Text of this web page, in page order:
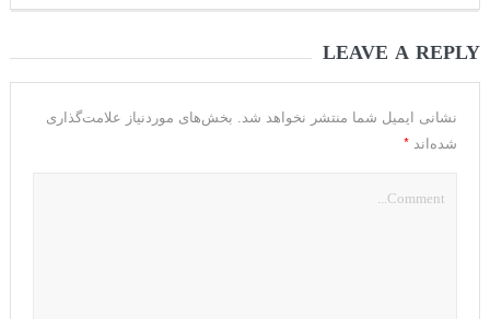
LEAVE A REPLY
نشانی ایمیل شما منتشر نخواهد شد.
بخش‌های موردنیاز علامت‌گذاری
شده‌اند *